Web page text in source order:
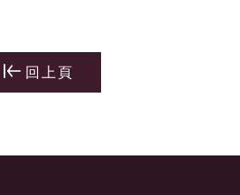
回上頁